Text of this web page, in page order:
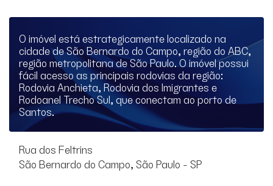
Rua dos Feltrins
São Bernardo do Campo, São Paulo - SP
O imóvel está estrategicamente localizado na
cidade de São Bernardo do Campo, região do ABC,
região metropolitana de São Paulo. O imóvel possui
fácil acesso as principais rodovias da região:
Rodovia Anchieta, Rodovia dos Imigrantes e
Rodoanel Trecho Sul, que conectam ao porto de
Santos.